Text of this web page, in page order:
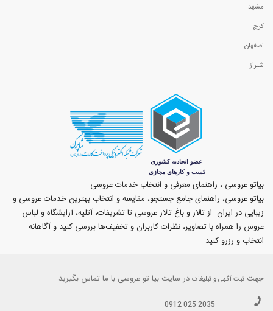
مشهد
کرج
اصفهان
شیراز
بیاتو عروسی ، راهنمای معرفی و انتخاب خدمات عروسی
بیاتو عروسی، راهنمای جامع جستجو، مقایسه و انتخاب بهترین خدمات عروسی و
زیبایی در ایران. از تالار و باغ تالار عروسی تا تشریفات، آتلیه، آرایشگاه و لباس
عروس را همراه با تصاویر، نظرات کاربران و تخفیف‌ها بررسی کنید و آگاهانه
انتخاب و رزرو کنید.
جهت ثبت آگهی و تبلیغات در سایت بیا تو عروسی با ما تماس بگیرید
0912 025 2035